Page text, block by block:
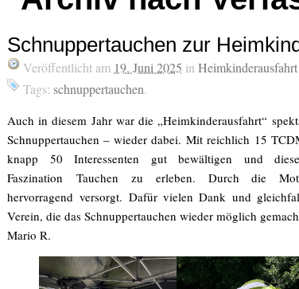
Schnuppertauchen zur
Veröffentlicht am 19. Juni 2025 in Heimkinderausfahrt
Tags: schnuppertauchen.
Auch in diesem Jahr war die „Heimkinderausfahrt“
Schnuppertauchen – wieder dabei. Mit reichlich 15
knapp 50 Interessenten gut bewältigen und
Faszination Tauchen zu erleben. Durch die
hervorragend versorgt. Dafür vielen Dank und
Verein, die das Schnuppertauchen wieder möglich
Mario R.